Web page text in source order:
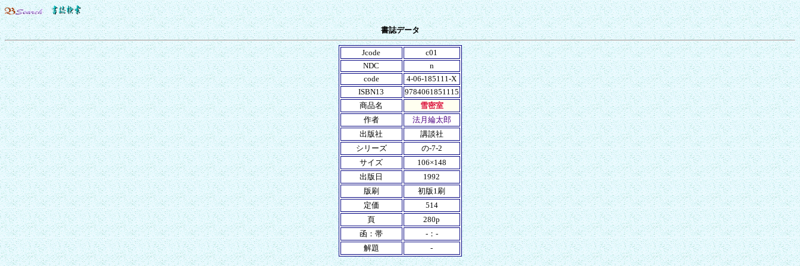
書誌データ
Jcode
c01
NDC
n
code
4-06-185111-X
ISBN13
9784061851115
商品名
雪密室
作者
法月綸太郎
出版社
講談社
シリーズ
の-7-2
サイズ
106×148
出版日
1992
版刷
初版1刷
定価
514
頁
280p
函：帯
-：-
解題
-